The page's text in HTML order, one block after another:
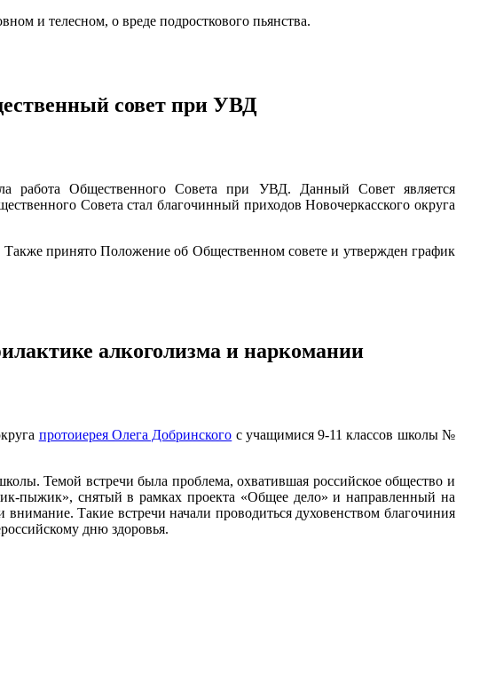
и телесном, о вреде подросткового пьянства.
совет при УВД
работа Общественного Совета при УВД. Данный Совет является
Совета стал благочинный приходов Новочеркасского округа
принято Положение об Общественном совете и утвержден график
алкоголизма и наркомании
протоиерея Олега Добринского с учащимися 9-11 классов школы №
Темой встречи была проблема, охватившая российское общество и
пыжик», снятый в рамках проекта «Общее дело» и направленный на
Такие встречи начали проводиться духовенством благочиния
дню здоровья.